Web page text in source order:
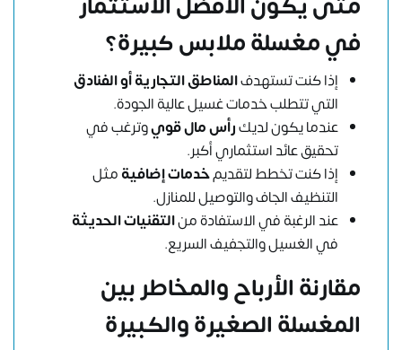
في مغسلة ملابس كبيرة؟
إذا كنت تستهدفالمناطق التجارية أو الفنادق
التي تتطلب خدمات غسيل عالية الجودة.
عندما يكون لديكرأس مال قويوترغب في
تحقيق عائد استثماري أكبر.
إذا كنت تخطط لتقديمخدمات إضافيةمثل
التنظيف الجاف والتوصيل للمنازل.
عند الرغبة في الاستفادة منالتقنيات الحديثة
في الغسيل والتجفيف السريع.
مقارنة الأرباح والمخاطر بين
المغسلة الصغيرة والكبيرة